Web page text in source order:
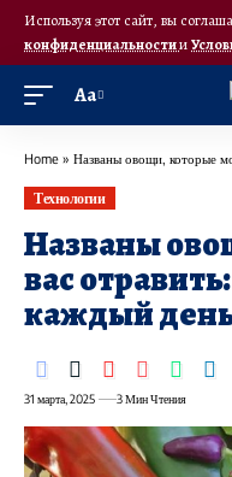
Используя этот сайт, вы
конфиденциальностии
Аа
Home » Названы овощи, которые
Технологии
Названы
вас
каждый
31 марта, 2025 3 Мин Чтения